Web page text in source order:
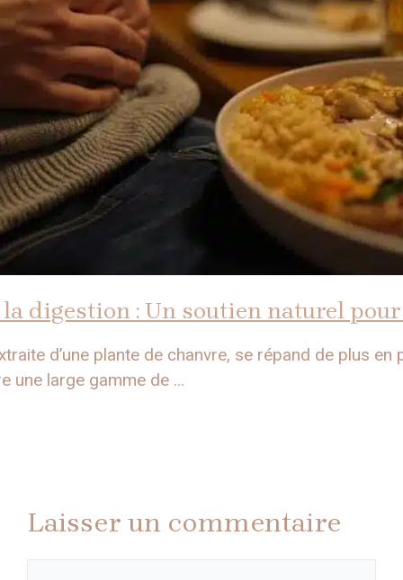
la digestion : Un soutien naturel
d’une plante de chanvre, se répand de plus en
une large gamme de ...
Laisser un commentaire